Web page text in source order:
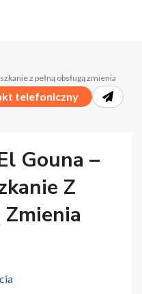
z pełną obsługą zmienia
telefoniczny
Gouna –
Z
Zmienia